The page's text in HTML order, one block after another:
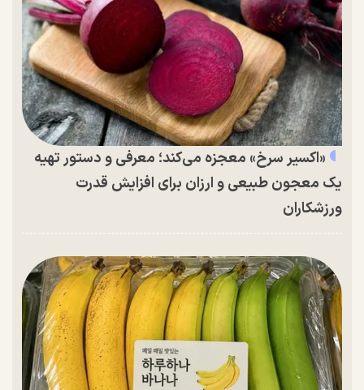
«اکسیر سرخ» معجزه می‌کند؛ معرفی و دستور تهیه
یک معجون طبیعی و ارزان برای افزایش قدرت
ورزشکاران